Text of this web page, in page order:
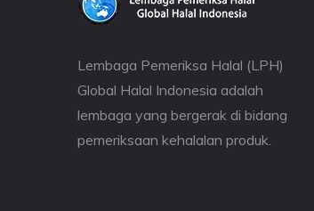
Lembaga Pemeriksa Halal (LPH)
Global Halal Indonesia adalah
lembaga yang bergerak di bidang
pemeriksaan kehalalan produk.